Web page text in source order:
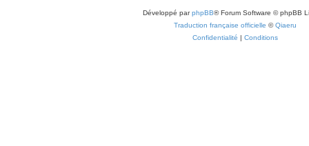
Développé parphpBB® Forum Software © phpBB
Traduction française officielle ©Qiaeru
Confidentialité | Conditions